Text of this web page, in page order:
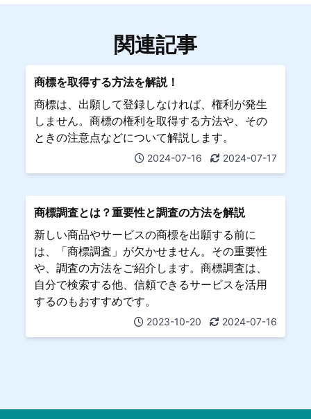
関連記事
商標を取得する方法を解説！
商標は、出願して登録しなければ、権利が発生
しません。商標の権利を取得する方法や、その
ときの注意点などについて解説します。
2024-07-16 2024-07-17
商標調査とは？重要性と調査の方法を解説
新しい商品やサービスの商標を出願する前に
は、「商標調査」が欠かせません。その重要性
や、調査の方法をご紹介します。商標調査は、
自分で検索する他、信頼できるサービスを活用
するのもおすすめです。
2023-10-20 2024-07-16